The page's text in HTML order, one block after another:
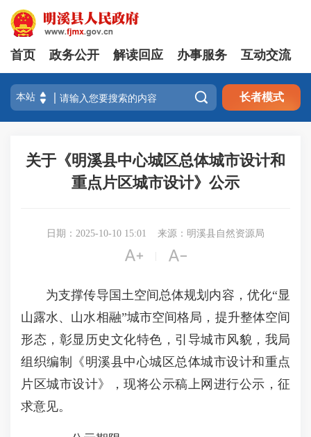
首页 政务公开 解读回应 办事服务 互动交流
 长者模式
关于《明溪县中心城区总体城市设计和
重点片区城市设计》公示
日期：2025-10-10 15:01 来源：明溪县自然资源局
 
为支撑传导国土空间总体规划内容，优化“显
山露水、山水相融”城市空间格局，提升整体空间
形态，彰显历史文化特色，引导城市风貌，我局
组织编制《明溪县中心城区总体城市设计和重点
片区城市设计》，现将公示稿上网进行公示，征
求意见。